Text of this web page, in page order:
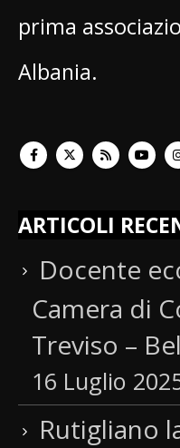
prima
Albania.
ARTICOLI
Docente
Camera di
Treviso –
16 Luglio
Rutigliano